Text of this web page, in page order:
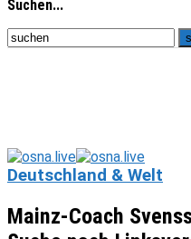
Suchen...
Deutschland & Welt
Mainz-Coach